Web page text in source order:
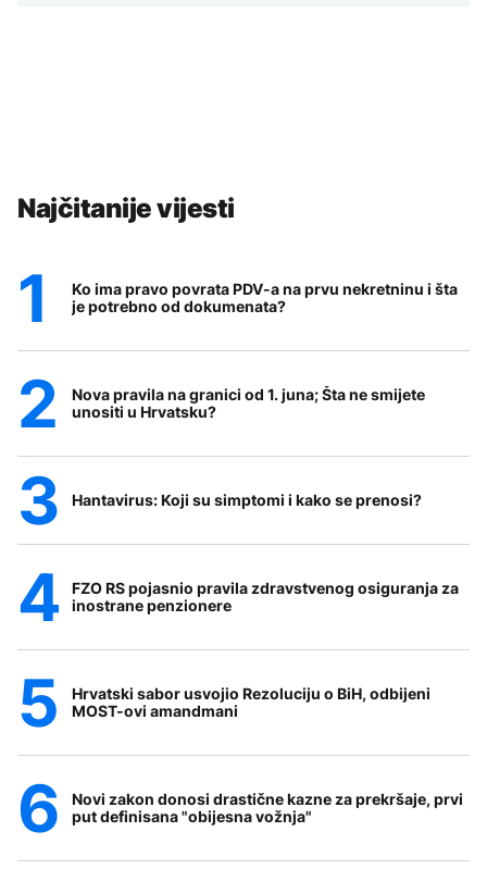
Najčitanije vijesti
Ko ima pravo povrata PDV-a na prvu nekretninu i šta
je potrebno od dokumenata?
Nova pravila na granici od 1. juna; Šta ne smijete
unositi u Hrvatsku?
Hantavirus: Koji su simptomi i kako se prenosi?
FZO RS pojasnio pravila zdravstvenog osiguranja za
inostrane penzionere
Hrvatski sabor usvojio Rezoluciju o BiH, odbijeni
MOST-ovi amandmani
Novi zakon donosi drastične kazne za prekršaje, prvi
put definisana "obijesna vožnja"